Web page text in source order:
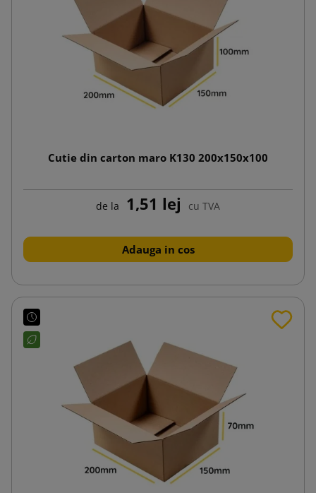
Cutie din carton maro K130 200x150x100
de la 1,51 lej cu TVA
Adauga in cos